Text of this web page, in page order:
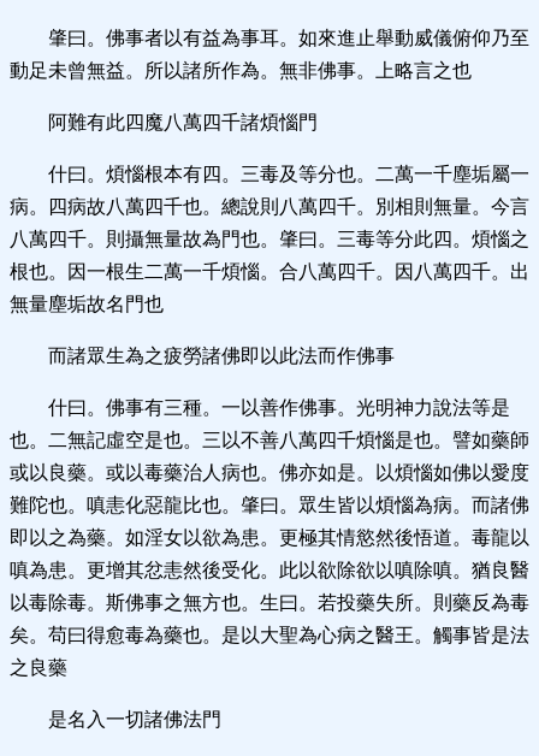
肇曰。佛事者以有益為事耳。如來進止舉動威儀俯仰乃至
動足未曾無益。所以諸所作為。無非佛事。上略言之也
阿難有此四魔八萬四千諸煩惱門
什曰。煩惱根本有四。三毒及等分也。二萬一千塵垢屬一
病。四病故八萬四千也。總說則八萬四千。別相則無量。今言
八萬四千。則攝無量故為門也。肇曰。三毒等分此四。煩惱之
根也。因一根生二萬一千煩惱。合八萬四千。因八萬四千。出
無量塵垢故名門也
而諸眾生為之疲勞諸佛即以此法而作佛事
什曰。佛事有三種。一以善作佛事。光明神力說法等是
也。二無記虛空是也。三以不善八萬四千煩惱是也。譬如藥師
或以良藥。或以毒藥治人病也。佛亦如是。以煩惱如佛以愛度
難陀也。嗔恚化惡龍比也。肇曰。眾生皆以煩惱為病。而諸佛
即以之為藥。如淫女以欲為患。更極其情慾然後悟道。毒龍以
嗔為患。更增其忿恚然後受化。此以欲除欲以嗔除嗔。猶良醫
以毒除毒。斯佛事之無方也。生曰。若投藥失所。則藥反為毒
矣。苟曰得愈毒為藥也。是以大聖為心病之醫王。觸事皆是法
之良藥
是名入一切諸佛法門